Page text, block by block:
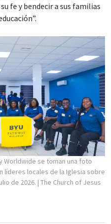
fe y bendecir a sus familias
Worldwide se toman una foto
líderes locales de la Iglesia sobre
de 2026. | The Church of Jesus